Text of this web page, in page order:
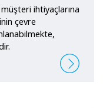
ihtiyaçlarına
çevre